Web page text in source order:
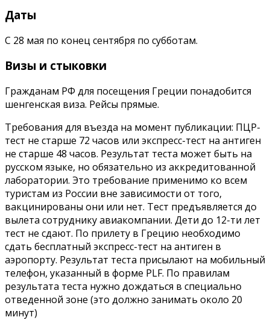
Даты
С 28 мая по конец сентября по субботам.
Визы и стыковки
Гражданам РФ для посещения Греции понадобится
шенгенская виза. Рейсы прямые.
Требования для въезда на момент публикации: ПЦР-
тест не старше 72 часов или экспресс-тест на антиген
не старше 48 часов. Результат теста может быть на
русском языке, но обязательно из аккредитованной
лаборатории. Это требование применимо ко всем
туристам из России вне зависимости от того,
вакцинированы они или нет. Тест предъявляется до
вылета сотруднику авиакомпании. Дети до 12-ти лет
тест не сдают. По прилету в Грецию необходимо
сдать бесплатный экспресс-тест на антиген в
аэропорту. Результат теста присылают на мобильный
телефон, указанный в форме PLF. По правилам
результата теста нужно дождаться в специально
отведенной зоне (это должно занимать около 20
минут)